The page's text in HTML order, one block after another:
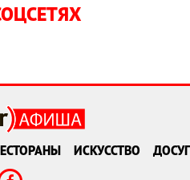
ИСКУССТВО ДОСУГ